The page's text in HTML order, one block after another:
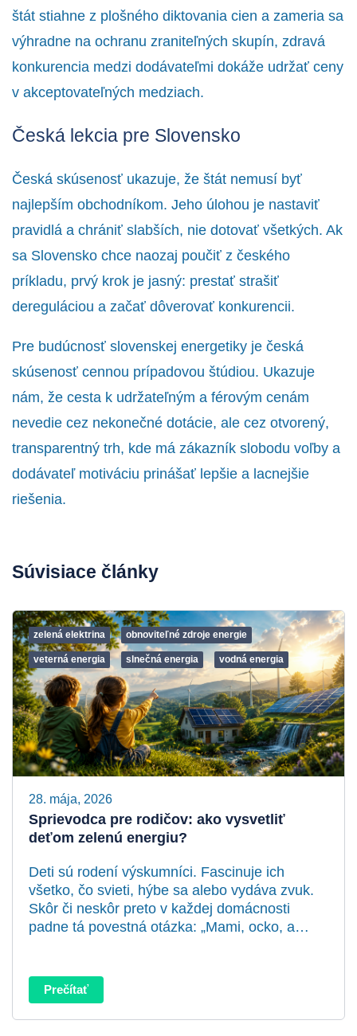
štát stiahne z plošného diktovania cien a zameria sa
výhradne na ochranu zraniteľných skupín, zdravá
konkurencia medzi dodávateľmi dokáže udržať ceny
v akceptovateľných medziach.
Česká lekcia pre Slovensko
Česká skúsenosť ukazuje, že štát nemusí byť
najlepším obchodníkom. Jeho úlohou je nastaviť
pravidlá a chrániť slabších, nie dotovať všetkých. Ak
sa Slovensko chce naozaj poučiť z českého
príkladu, prvý krok je jasný: prestať strašiť
dereguláciou a začať dôverovať konkurencii.
Pre budúcnosť slovenskej energetiky je česká
skúsenosť cennou prípadovou štúdiou. Ukazuje
nám, že cesta k udržateľným a férovým cenám
nevedie cez nekonečné dotácie, ale cez otvorený,
transparentný trh, kde má zákazník slobodu voľby a
dodávateľ motiváciu prinášať lepšie a lacnejšie
riešenia.
Súvisiace články
zelená elektrina obnoviteľné zdroje energie
veterná energia slnečná energia vodná energia
28. mája, 2026
Sprievodca pre rodičov: ako vysvetliť
deťom zelenú energiu?
Deti sú rodení výskumníci. Fascinuje ich
všetko, čo svieti, hýbe sa alebo vydáva zvuk.
Skôr či neskôr preto v každej domácnosti
padne tá povestná otázka: „Mami, ocko, a…
Prečítať